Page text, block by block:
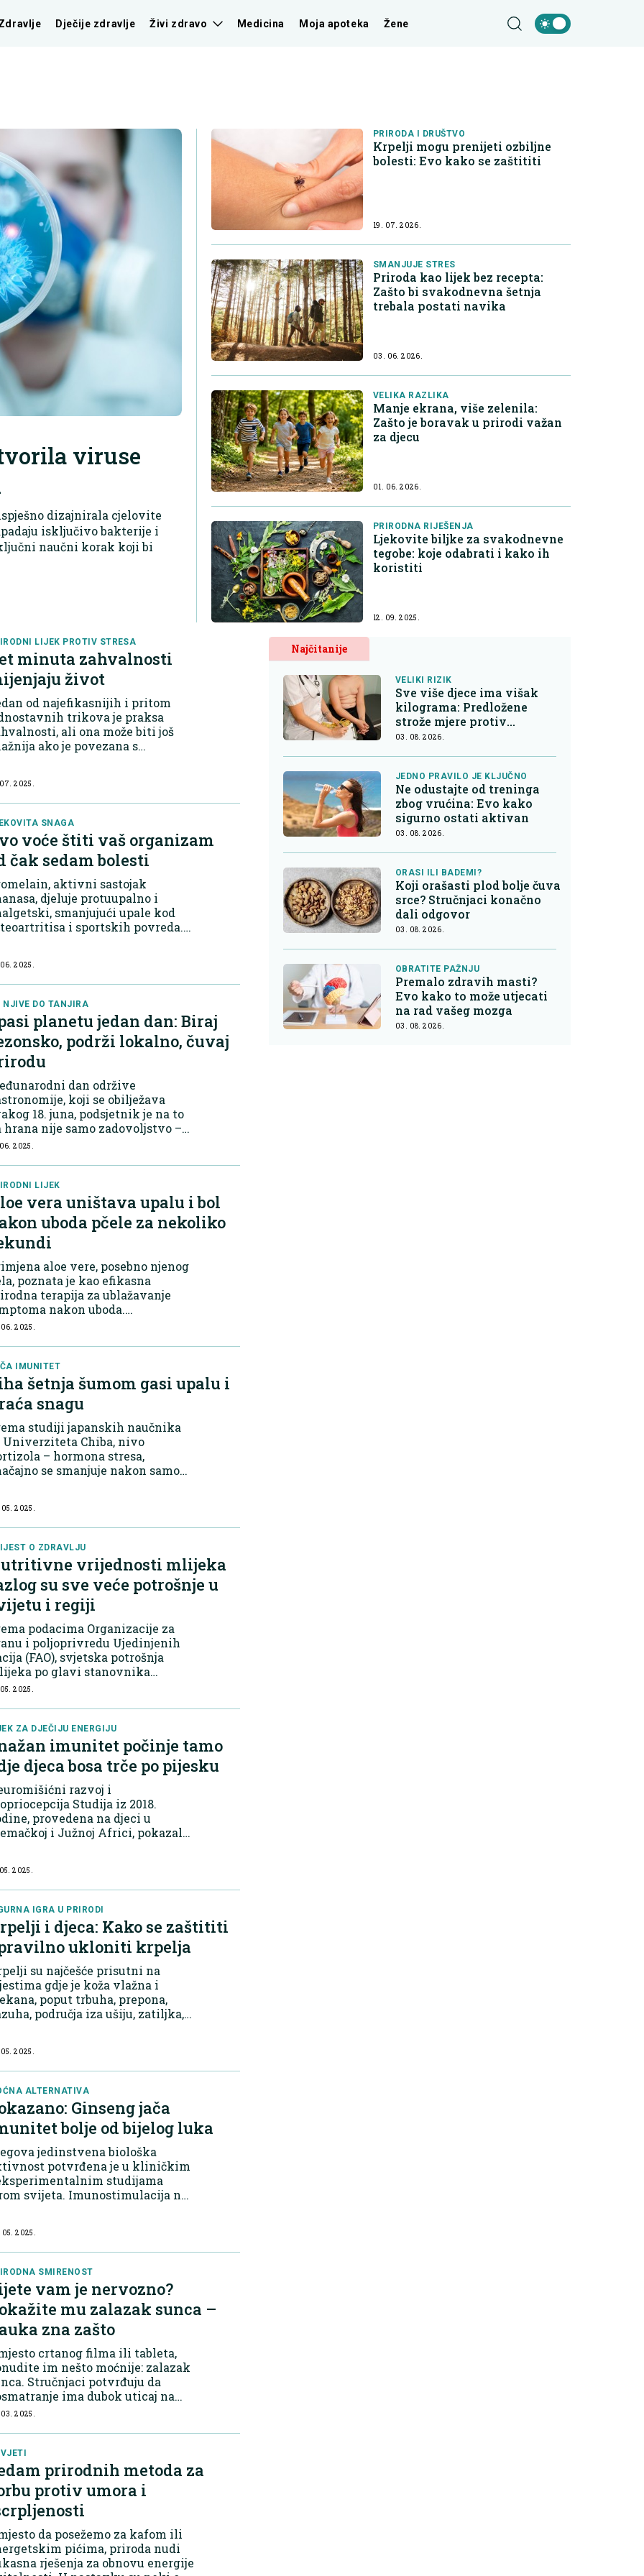
Dječije zdravlje Živi zdravo Medicina Moja apoteka Žene
viruse
dizajnirala cjelovite
isključivo bakterije i
naučni korak koji bi
PRIRODA I DRUŠTVO
Krpelji mogu prenijeti ozbiljne
bolesti: Evo kako se zaštititi
19. 07. 2026.
SMANJUJE STRES
Priroda kao lijek bez recepta:
Zašto bi svakodnevna šetnja
trebala postati navika
03. 06. 2026.
VELIKA RAZLIKA
Manje ekrana, više zelenila:
Zašto je boravak u prirodi važan
za djecu
01. 06. 2026.
PRIRODNA RIJEŠENJA
Ljekovite biljke za svakodnevne
tegobe: koje odabrati i kako ih
koristiti
12. 09. 2025.
LIJEK PROTIV STRESA
minuta zahvalnosti
život
od najefikasnijih i pritom
trikova je praksa
ali ona može biti još
ako je povezana s
Univerziteta u Kaliforniji iz
2025.
SNAGA
voće štiti vaš organizam
čak sedam bolesti
aktivni sastojak
djeluje protuupalno i
smanjujući upale kod
i sportskih povreda.
zdravlju kostiju i
Is...
2025.
NJIVE DO TANJIRA
planetu jedan dan: Biraj
podrži lokalno, čuvaj
dan održive
koji se obilježava
18. juna, podsjetnik je na to
hrana nije samo zadovoljstvo –
je i moćan alat za očuvanje
podrazumijeva pripr...
2025.
LIJEK
vera uništava upalu i bol
uboda pčele za nekoliko
aloe vere, posebno njenog
poznata je kao efikasna
terapija za ublažavanje
nakon uboda.
djelovanja Gel aloe vere
protuupalna i analgets...
06. 2025.
IMUNITET
šetnja šumom gasi upalu i
snagu
studiji japanskih naučnika
Univerziteta Chiba, nivo
– hormona stresa,
se smanjuje nakon samo
srčane frekvencije i
pritiska, uz por...
2025.
O ZDRAVLJU
vrijednosti mlijeka
su sve veće potrošnje u
i regiji
podacima Organizacije za
i poljoprivredu Ujedinjenih
(FAO), svjetska potrošnja
po glavi stanovnika
je za više od 12% u
i Latinskoj...
2025.
ZA DJEČIJU ENERGIJU
imunitet počinje tamo
djeca bosa trče po pijesku
razvoj i
Studija iz 2018.
provedena na djeci u
i Južnoj Africi, pokazala
poput pijeska,
razvoju intrinzični...
2025.
IGRA U PRIRODI
i djeca: Kako se zaštititi
ukloniti krpelja
su najčešće prisutni na
gdje je koža vlažna i
poput trbuha, prepona,
područja iza ušiju, zatiljka,
meningoencefalitisa i
2025.
ALTERNATIVA
Ginseng jača
bolje od bijelog luka
jedinstvena biološka
potvrđena je u kliničkim
studijama
svijeta. Imunostimulacija na
specifičnih saponina
djeluju i...
05. 2025.
SMIRENOST
vam je nervozno?
mu zalazak sunca –
zna zašto
crtanog filma ili tableta,
im nešto moćnije: zalazak
Stručnjaci potvrđuju da
ima dubok uticaj na
mozak. Studija sa
2025.
prirodnih metoda za
protiv umora i
da posežemo za kafom ili
pićima, priroda nudi
rješenja za obnovu energije
Najčitanije
VELIKI RIZIK
Sve više djece ima višak
kilograma: Predložene
strože mjere protiv
nezdrave hrane
03. 08. 2026.
JEDNO PRAVILO JE KLJUČNO
Ne odustajte od treninga
zbog vrućina: Evo kako
sigurno ostati aktivan
03. 08. 2026.
ORASI ILI BADEMI?
Koji orašasti plod bolje čuva
srce? Stručnjaci konačno
dali odgovor
03. 08. 2026.
OBRATITE PAŽNJU
Premalo zdravih masti?
Evo kako to može utjecati
na rad vašeg mozga
03. 08. 2026.